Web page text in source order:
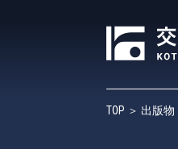
TOP ＞ 出版物